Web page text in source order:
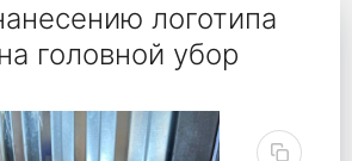
логотипа
головной убор